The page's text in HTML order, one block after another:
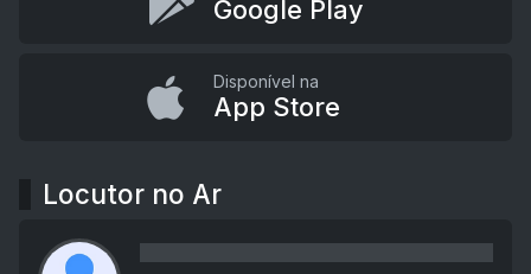
Google Play
Disponível na
App Store
Locutor no Ar